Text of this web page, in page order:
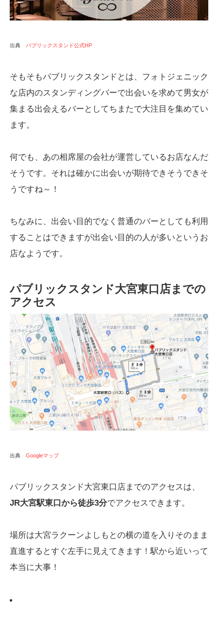
出典 パブリックスタンド公式HP
そもそもパブリックスタンドとは、フォトジェニック
な店内のスタンディングバーで出会いを求めて男女が
集まる出会えるバーとしてちまたで大注目を集めてい
ます。
何でも、あの相席屋の会社が運営しているお店なんだ
そうです。それは確かに出会いが期待できそうできそ
うですね～！
ちなみに、出会い目的でなく普通のバーとしても利用
することはできますが出会い目的の人が多いというお
店なようです。
パブリックスタンド大宮東口店までの
アクセス
出典 Googleマップ
パブリックスタンド大宮東口店までのアクセスは、
JR大宮駅東口から徒歩3分でアクセスできます。
場所は大宮ラクーンよしもとの横の道を入りそのまま
直進するとすぐ左手に見えてきます！駅から近いって
本当に大事！